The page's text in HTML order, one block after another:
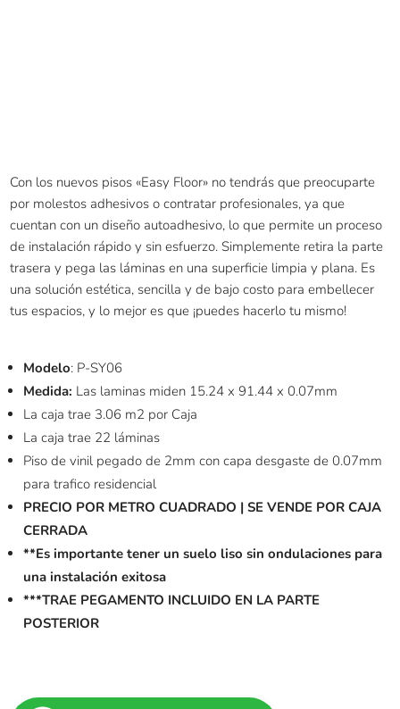
Con los nuevos pisos «Easy Floor» no tendrás que preocuparte
por molestos adhesivos o contratar profesionales, ya que
cuentan con un diseño autoadhesivo, lo que permite un proceso
de instalación rápido y sin esfuerzo. Simplemente retira la parte
trasera y pega las láminas en una superficie limpia y plana. Es
una solución estética, sencilla y de bajo costo para embellecer
tus espacios, y lo mejor es que ¡puedes hacerlo tu mismo!
Modelo: P-SY06
Medida: Las laminas miden 15.24 x 91.44 x 0.07mm
La caja trae 3.06 m2 por Caja
La caja trae 22 láminas
Piso de vinil pegado de 2mm con capa desgaste de 0.07mm
para trafico residencial
PRECIO POR METRO CUADRADO | SE VENDE POR CAJA
CERRADA
**Es importante tener un suelo liso sin ondulaciones para
una instalación exitosa
***TRAE PEGAMENTO INCLUIDO EN LA PARTE
POSTERIOR